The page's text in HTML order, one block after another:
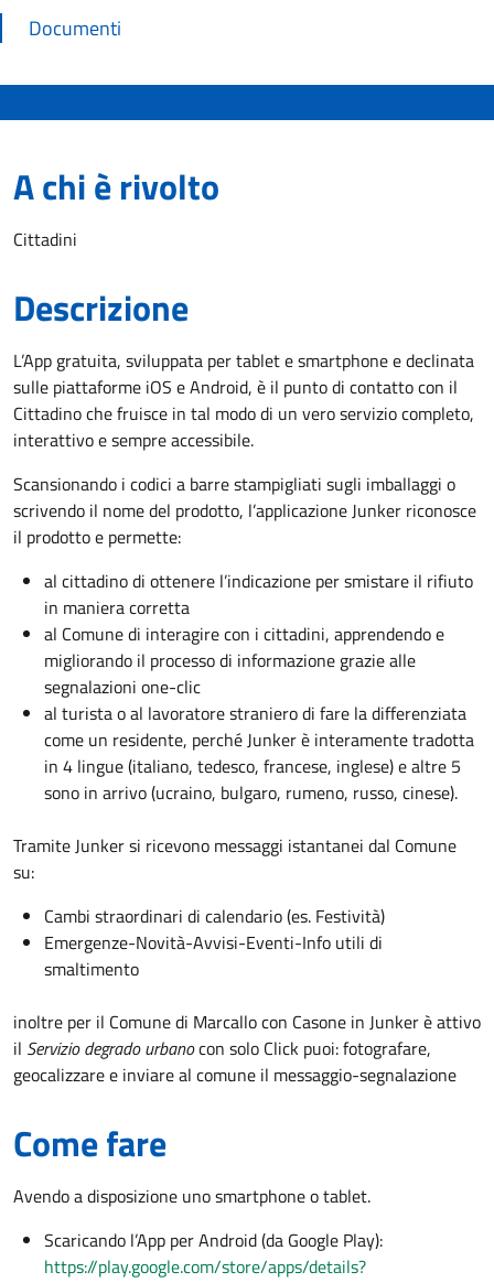
Documenti
A chi è rivolto
Cittadini
Descrizione
L’App gratuita, sviluppata per tablet e smartphone e declinata
sulle piattaforme iOS e Android, è il punto di contatto con il
Cittadino che fruisce in tal modo di un vero servizio completo,
interattivo e sempre accessibile.
Scansionando i codici a barre stampigliati sugli imballaggi o
scrivendo il nome del prodotto, l’applicazione Junker riconosce
il prodotto e permette:
al cittadino di ottenere l’indicazione per smistare il rifiuto
in maniera corretta
al Comune di interagire con i cittadini, apprendendo e
migliorando il processo di informazione grazie alle
segnalazioni one-clic
al turista o al lavoratore straniero di fare la differenziata
come un residente, perché Junker è interamente tradotta
in 4 lingue (italiano, tedesco, francese, inglese) e altre 5
sono in arrivo (ucraino, bulgaro, rumeno, russo, cinese).
Tramite Junker si ricevono messaggi istantanei dal Comune
su:
Cambi straordinari di calendario (es. Festività)
Emergenze-Novità-Avvisi-Eventi-Info utili di
smaltimento
inoltre per il Comune di Marcallo con Casone in Junker è attivo
il Servizio degrado urbanocon solo Click puoi: fotografare,
geocalizzare e inviare al comune il messaggio-segnalazione
Come fare
Avendo a disposizione uno smartphone o tablet.
Scaricando l’App per Android (da Google Play):
https://play.google.com/store/apps/details?